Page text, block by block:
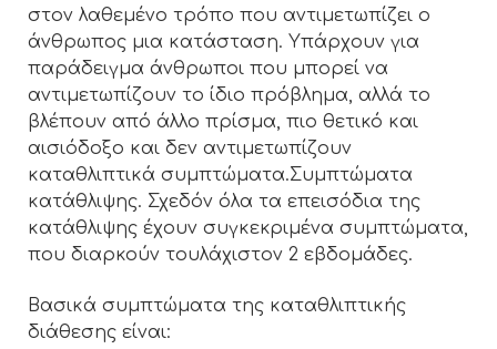
στον λαθεμένο τρόπο που αντιμετωπίζει ο
άνθρωπος μια κατάσταση. Υπάρχουν για
παράδειγμα άνθρωποι που μπορεί να
αντιμετωπίζουν το ίδιο πρόβλημα, αλλά το
βλέπουν από άλλο πρίσμα, πιο θετικό και
αισιόδοξο και δεν αντιμετωπίζουν
καταθλιπτικά συμπτώματα.Συμπτώματα
κατάθλιψης. Σχεδόν όλα τα επεισόδια της
κατάθλιψης έχουν συγκεκριμένα συμπτώματα,
που διαρκούν τουλάχιστον 2 εβδομάδες.
Βασικά συμπτώματα της καταθλιπτικής
διάθεσης είναι: